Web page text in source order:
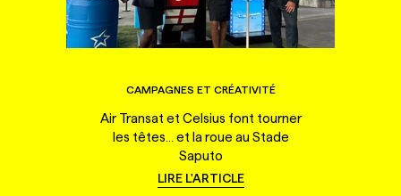
CAMPAGNES ET CRÉATIVITÉ
Air Transat et Celsius font tourner
les têtes... et la roue au Stade
Saputo
LIRE L'ARTICLE